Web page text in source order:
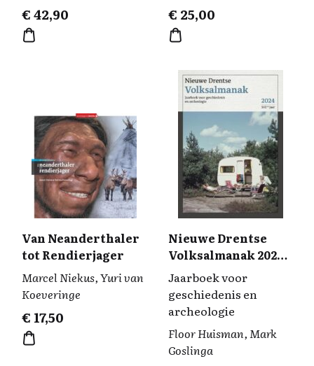
€42,90 € 25,00
Van Neanderthaler
tot Rendierjager
Marcel Niekus, Yuri van
Koeveringe
€ 17,50
Nieuwe Drentse
Volksalmanak 2024 |
141ste jaar
Jaarboek voor
geschiedenis en
archeologie
Floor Huisman, Mark
Goslinga